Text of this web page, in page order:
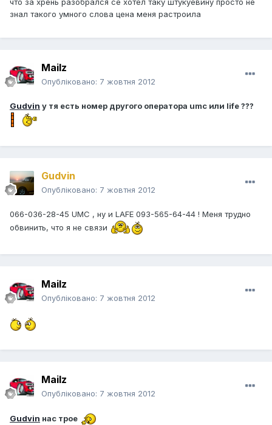
знал такого умного слова цена меня растроила
Mailz
Опубліковано: 7 жовтня 2012
Gudvin у тя есть номер другого оператора umc или life ???
Gudvin
Опубліковано: 7 жовтня 2012
066-036-28-45 UMC , ну и LAFE 093-565-64-44 ! Меня трудно
обвинить, что я не связи
Mailz
Опубліковано: 7 жовтня 2012
Mailz
Опубліковано: 7 жовтня 2012
Gudvin нас трое